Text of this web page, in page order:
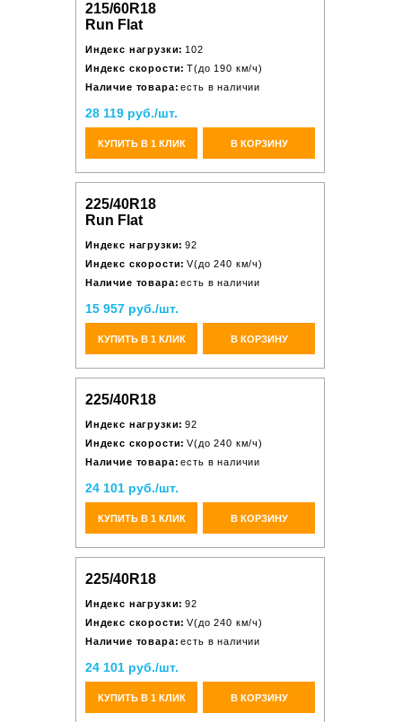
215/60R18
Run Flat
Индекс нагрузки: 102
Индекс скорости: T(до 190 км/ч)
Наличие товара: есть в наличии
28 119 руб./шт.
КУПИТЬ В 1 КЛИК В КОРЗИНУ
225/40R18
Run Flat
Индекс нагрузки: 92
Индекс скорости: V(до 240 км/ч)
Наличие товара: есть в наличии
15 957 руб./шт.
КУПИТЬ В 1 КЛИК В КОРЗИНУ
225/40R18
Индекс нагрузки: 92
Индекс скорости: V(до 240 км/ч)
Наличие товара: есть в наличии
24 101 руб./шт.
КУПИТЬ В 1 КЛИК В КОРЗИНУ
225/40R18
Индекс нагрузки: 92
Индекс скорости: V(до 240 км/ч)
Наличие товара: есть в наличии
24 101 руб./шт.
КУПИТЬ В 1 КЛИК В КОРЗИНУ